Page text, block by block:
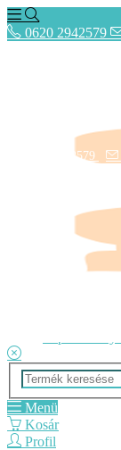
0620 2942579
0620 2942579
Menü
Kosár
Profil